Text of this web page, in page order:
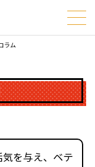
ラム
気を与え、ベテ